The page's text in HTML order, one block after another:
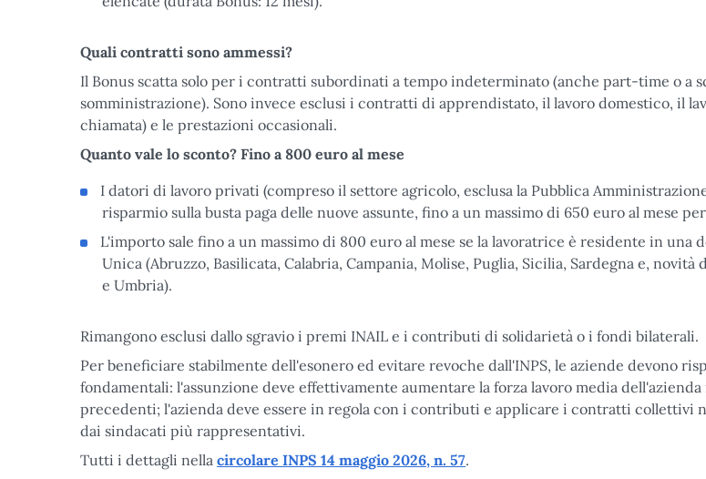
Quali contratti sono ammessi?
Il Bonus scatta solo per i contratti subordinati a tempo indeterminato (anche part-time o a
somministrazione). Sono invece esclusi i contratti di apprendistato, il lavoro domestico, il
chiamata) e le prestazioni occasionali.
Quanto vale lo sconto? Fino a 800 euro al mese
I datori di lavoro privati (compreso il settore agricolo, esclusa la Pubblica
risparmio sulla busta paga delle nuove assunte, fino a un massimo di 650 euro al mese
L'importo sale fino a un massimo di 800 euro al mese se la lavoratrice è residente in una
Unica (Abruzzo, Basilicata, Calabria, Campania, Molise, Puglia, Sicilia, Sardegna e, novità
e Umbria).
Rimangono esclusi dallo sgravio i premi INAIL e i contributi di solidarietà o i fondi bilaterali.
Per beneficiare stabilmente dell'esonero ed evitare revoche dall'INPS, le aziende devono
fondamentali: l'assunzione deve effettivamente aumentare la forza lavoro media dell'azienda
precedenti; l'azienda deve essere in regola con i contributi e applicare i contratti collettivi
dai sindacati più rappresentativi.
Tutti i dettagli nella circolare INPS 14 maggio 2026, n. 57.